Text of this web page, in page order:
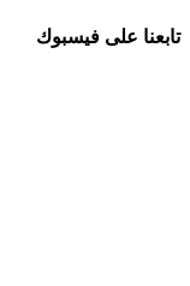
تابعنا على فيسبوك